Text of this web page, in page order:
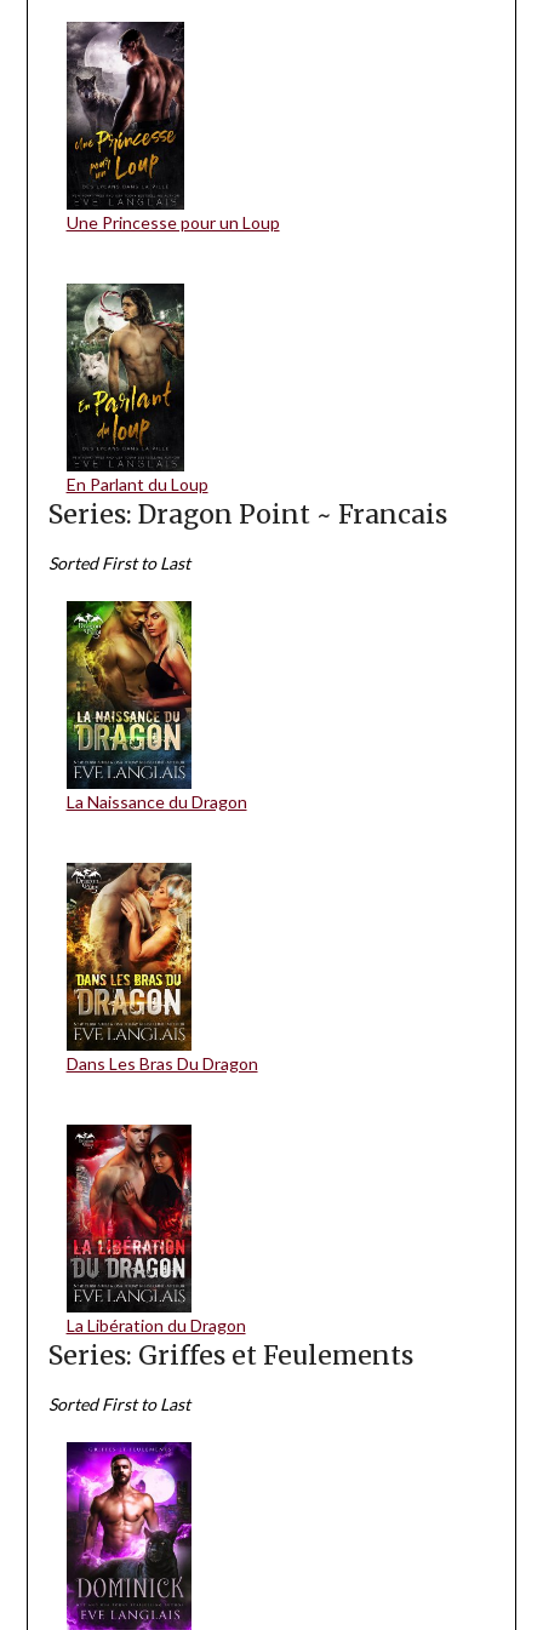
Une Princesse pour un Loup
En Parlant du Loup
Series: Dragon Point ~ Francais
Sorted First to Last
La Naissance du Dragon
Dans Les Bras Du Dragon
La Libération du Dragon
Series: Griffes et Feulements
Sorted First to Last